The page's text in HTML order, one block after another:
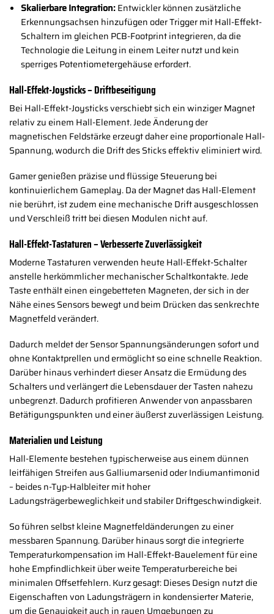
Skalierbare Integration:Entwickler können zusätzliche
Erkennungsachsen hinzufügen oder Trigger mit Hall-Effekt-
Schaltern im gleichen PCB-Footprint integrieren, da die
Technologie die Leitung in einem Leiter nutzt und kein
sperriges Potentiometergehäuse erfordert.
Hall-Effekt-Joysticks – Driftbeseitigung
Bei Hall-Effekt-Joysticks verschiebt sich ein winziger Magnet
relativ zu einem Hall-Element. Jede Änderung der
magnetischen Feldstärke erzeugt daher eine proportionale Hall-
Spannung, wodurch die Drift des Sticks effektiv eliminiert wird.
Gamer genießen präzise und flüssige Steuerung bei
kontinuierlichem Gameplay. Da der Magnet das Hall-Element
nie berührt, ist zudem eine mechanische Drift ausgeschlossen
und Verschleiß tritt bei diesen Modulen nicht auf.
Hall-Effekt-Tastaturen – Verbesserte Zuverlässigkeit
Moderne Tastaturen verwenden heute Hall-Effekt-Schalter
anstelle herkömmlicher mechanischer Schaltkontakte. Jede
Taste enthält einen eingebetteten Magneten, der sich in der
Nähe eines Sensors bewegt und beim Drücken das senkrechte
Magnetfeld verändert.
Dadurch meldet der Sensor Spannungsänderungen sofort und
ohne Kontaktprellen und ermöglicht so eine schnelle Reaktion.
Darüber hinaus verhindert dieser Ansatz die Ermüdung des
Schalters und verlängert die Lebensdauer der Tasten nahezu
unbegrenzt. Dadurch profitieren Anwender von anpassbaren
Betätigungspunkten und einer äußerst zuverlässigen Leistung.
Materialien und Leistung
Hall-Elemente bestehen typischerweise aus einem dünnen
leitfähigen Streifen aus Galliumarsenid oder Indiumantimonid
– beides n-Typ-Halbleiter mit hoher
Ladungsträgerbeweglichkeit und stabiler Driftgeschwindigkeit.
So führen selbst kleine Magnetfeldänderungen zu einer
messbaren Spannung. Darüber hinaus sorgt die integrierte
Temperaturkompensation im Hall-Effekt-Bauelement für eine
hohe Empfindlichkeit über weite Temperaturbereiche bei
minimalen Offsetfehlern. Kurz gesagt: Dieses Design nutzt die
Eigenschaften von Ladungsträgern in kondensierter Materie,
um die Genauigkeit auch in rauen Umgebungen zu